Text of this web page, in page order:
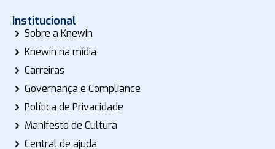
Institucional
Sobre a Knewin
Knewin na mídia
Carreiras
Governança e Compliance
Política de Privacidade
Manifesto de Cultura
Central de ajuda